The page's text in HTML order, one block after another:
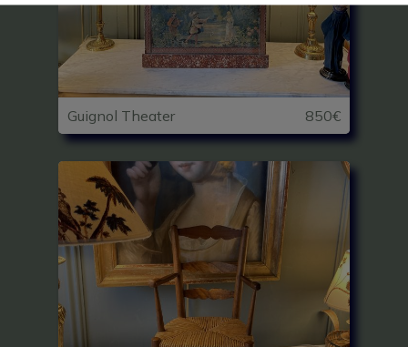
Guignol Theater 850€